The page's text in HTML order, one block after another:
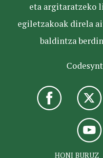
eta argitaratzeko
egiletzakoak direla
baldintza
HONI BURUZ